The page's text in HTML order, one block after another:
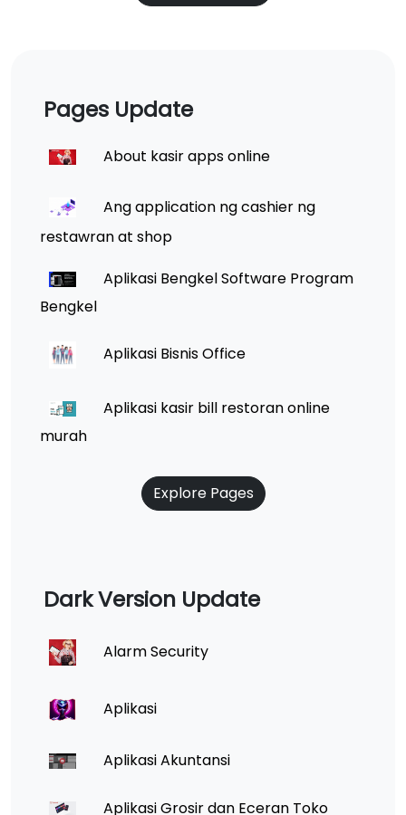
Pages Update
About kasir apps online
Ang application ng cashier ng
restawran at shop
Aplikasi Bengkel Software Program
Bengkel
Aplikasi Bisnis Office
Aplikasi kasir bill restoran online
murah
Explore Pages
Dark Version Update
Alarm Security
Aplikasi
Aplikasi Akuntansi
Aplikasi Grosir dan Eceran Toko